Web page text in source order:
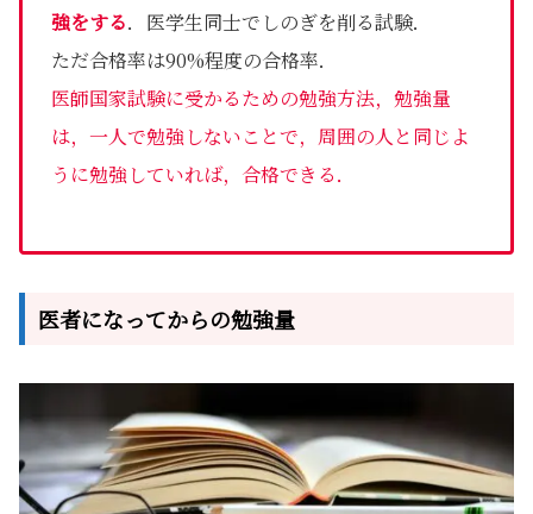
強をする．医学生同士でしのぎを削る試験．
ただ合格率は90%程度の合格率．
医師国家試験に受かるための勉強方法，勉強量
は，一人で勉強しないことで，周囲の人と同じよ
うに勉強していれば，合格できる．
医者になってからの勉強量